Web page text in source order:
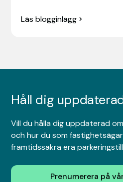
Läs blogginlägg
Håll dig
Vill du hålla dig uppdaterad
och hur du som
framtidssäkra era
Prenumerera på